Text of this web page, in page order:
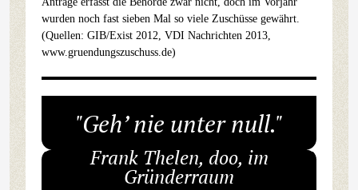
wurden noch fast sieben Mal so viele Zuschüsse gewährt.
(Quellen: GIB/Exist 2012, VDI Nachrichten 2013,
www.gruendungszuschuss.de)
"Geh’ nie unter null."
Frank Thelen, doo, im
Gründerraum